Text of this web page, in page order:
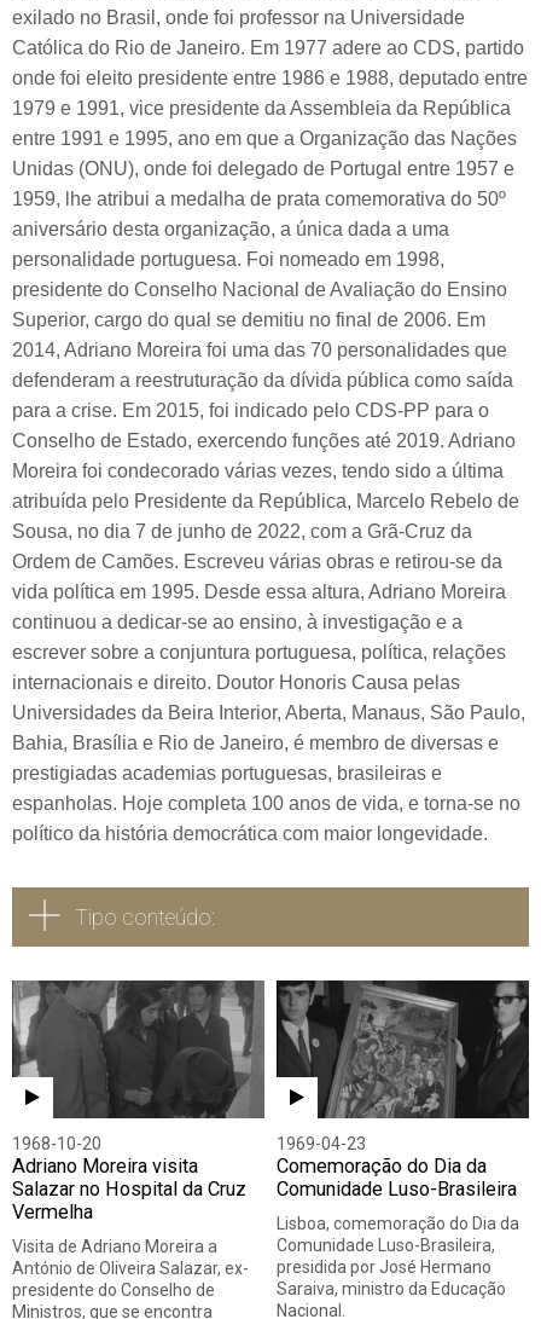
exilado no Brasil, onde foi professor na Universidade
Católica do Rio de Janeiro. Em 1977 adere ao CDS, partido
onde foi eleito presidente entre 1986 e 1988, deputado entre
1979 e 1991, vice presidente da Assembleia da República
entre 1991 e 1995, ano em que a Organização das Nações
Unidas (ONU), onde foi delegado de Portugal entre 1957 e
1959, lhe atribui a medalha de prata comemorativa do 50º
aniversário desta organização, a única dada a uma
personalidade portuguesa. Foi nomeado em 1998,
presidente do Conselho Nacional de Avaliação do Ensino
Superior, cargo do qual se demitiu no final de 2006. Em
2014, Adriano Moreira foi uma das 70 personalidades que
defenderam a reestruturação da dívida pública como saída
para a crise. Em 2015, foi indicado pelo CDS-PP para o
Conselho de Estado, exercendo funções até 2019. Adriano
Moreira foi condecorado várias vezes, tendo sido a última
atribuída pelo Presidente da República, Marcelo Rebelo de
Sousa, no dia 7 de junho de 2022, com a Grã-Cruz da
Ordem de Camões. Escreveu várias obras e retirou-se da
vida política em 1995. Desde essa altura, Adriano Moreira
continuou a dedicar-se ao ensino, à investigação e a
escrever sobre a conjuntura portuguesa, política, relações
internacionais e direito. Doutor Honoris Causa pelas
Universidades da Beira Interior, Aberta, Manaus, São Paulo,
Bahia, Brasília e Rio de Janeiro, é membro de diversas e
prestigiadas academias portuguesas, brasileiras e
espanholas. Hoje completa 100 anos de vida, e torna-se no
político da história democrática com maior longevidade.
Tipo conteúdo:
Todos Vídeo Áudio
1968-10-20
Adriano Moreira visita
Salazar no Hospital da Cruz
Vermelha
Visita de Adriano Moreira a
António de Oliveira Salazar, ex-
presidente do Conselho de
Ministros, que se encontra
1969-04-23
Comemoração do Dia da
Comunidade Luso-Brasileira
Lisboa, comemoração do Dia da
Comunidade Luso-Brasileira,
presidida por José Hermano
Saraiva, ministro da Educação
Nacional.